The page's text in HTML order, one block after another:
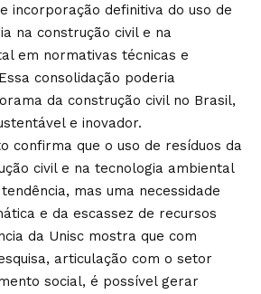
incorporação definitiva do uso de
na construção civil e na
em normativas técnicas e
consolidação poderia
da construção civil no Brasil,
e inovador.
confirma que o uso de resíduos da
civil e na tecnologia ambiental
mas uma necessidade
e da escassez de recursos
da Unisc mostra que com
articulação com o setor
social, é possível gerar